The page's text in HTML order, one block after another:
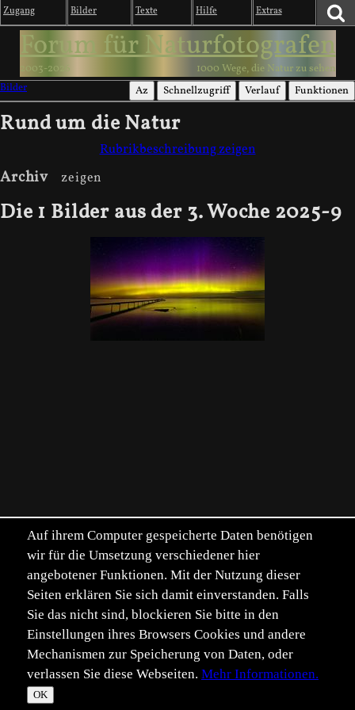
Zugang Bilder Texte Hilfe Extras
Forum für Naturfotografen
2003-2026
1000 Wege, die Natur zu sehen
Bilder
Az Schnellzugriff Verlauf Funktionen
Rund um die Natur
Rubrikbeschreibung zeigen
Archiv
Die 1 Bilder aus der 3. Woche 2025-9
Auf ihrem Computer gespeicherte Daten benötigen
wir für die Umsetzung verschiedener hier
angebotener Funktionen. Mit der Nutzung dieser
Seiten erklären Sie sich damit einverstanden. Falls
Sie das nicht sind, blockieren Sie bitte in den
Einstellungen ihres Browsers Cookies und andere
Mechanismen zur Speicherung von Daten, oder
verlassen Sie diese Webseiten. Mehr Informationen.
OK